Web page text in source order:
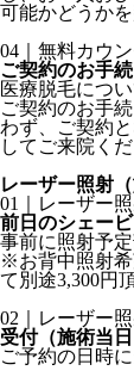
可能かどうか
04｜無料カウ
ご契約のお手
医療脱毛につ
ご契約のお手
わず、ご契約
してご来院くだ
レーザー照射
01｜レーザー
前日のシェービ
事前に照射予
※お背中照射希
て別途3,300円
02｜レーザー
受付（施術当日
ご予約の日時